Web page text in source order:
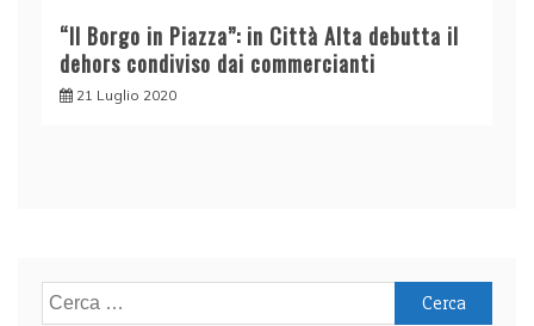
“Il Borgo in Piazza”: in Città Alta debutta il
dehors condiviso dai commercianti
21 Luglio 2020
Ricerca